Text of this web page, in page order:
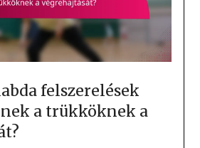
felszerelések
a trükköknek a